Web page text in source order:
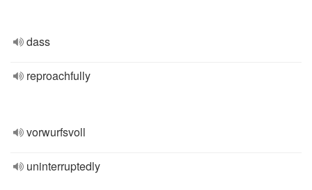
dass
reproachfully
vorwurfsvoll
uninterruptedly